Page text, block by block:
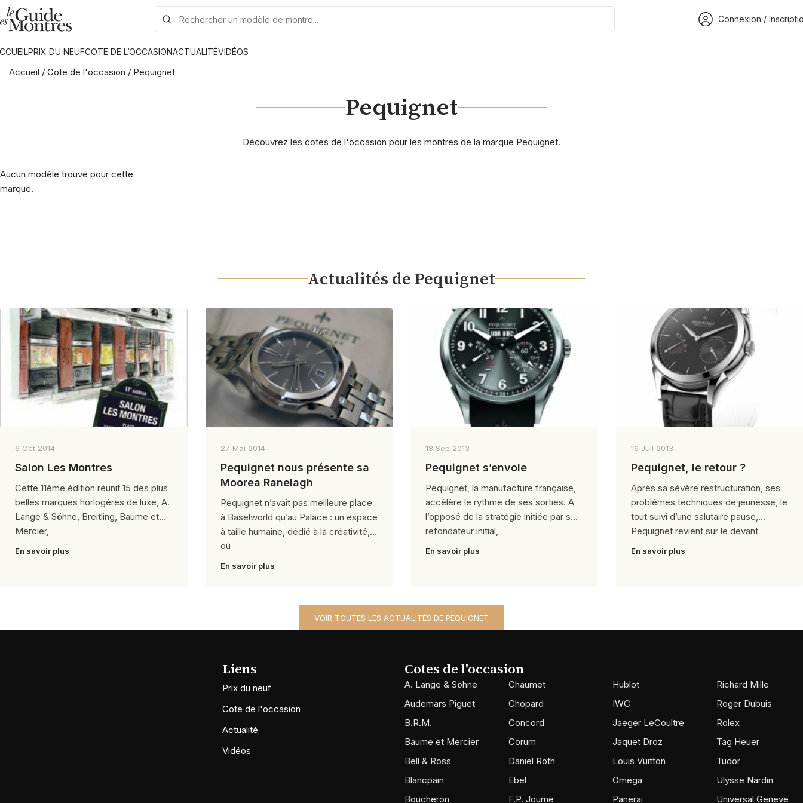
Connexion /
PRIX DU NEUFCOTE DE L’OCCASIONACTUALITÉVIDÉOS
Accueil / Cote de l'occasion / Pequignet
Pequignet
Découvrez les cotes de l'occasion pour les montres de la marque Pequignet.
Aucun modèle trouvé pour cette
marque.
Actualités de Pequignet
6 Oct 2014
Salon Les Montres
Cette 11ème édition réunit 15 des plus
belles marques horlogères de luxe, A.
Lange & Söhne, Breitling, Baume et
Mercier,
En savoir plus
27 Mai 2014
Pequignet nous présente sa
Moorea Ranelagh
Pequignet n’avait pas meilleure place
à Baselworld qu’au Palace : un espace
à taille humaine, dédié à la créativité,
où
En savoir plus
18 Sep 2013
Pequignet s’envole
Pequignet, la manufacture française,
accélère le rythme de ses sorties. A
l’opposé de la stratégie initiée par son
refondateur initial,
En savoir plus
16 Juil 2013
Pequignet, le retour ?
Après sa sévère restructuration, ses
problèmes techniques de jeunesse, le
tout suivi d’une salutaire pause,
Pequignet revient sur le devant
En savoir plus
VOIR TOUTES LES ACTUALITÉS DE PEQUIGNET
Liens
Prix du neuf
Cote de l'occasion
Actualité
Vidéos
Cotes de l'occasion
A. Lange & Söhne
Audemars Piguet
B.R.M.
Baume et Mercier
Bell & Ross
Blancpain
Boucheron
Chaumet
Chopard
Concord
Corum
Daniel Roth
Ebel
F.P. Journe
Hublot
IWC
Jaeger LeCoultre
Jaquet Droz
Louis Vuitton
Omega
Panerai
Richard Mille
Roger Dubuis
Rolex
Tag Heuer
Tudor
Ulysse Nardin
Universal Geneve